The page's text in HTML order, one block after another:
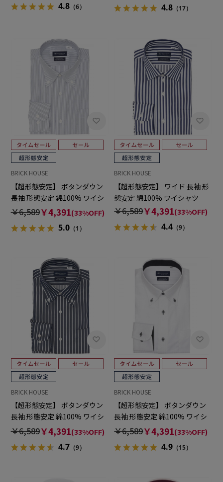
4.8（6） 4.8 （17）
BRICK HOUSE
【超形態安定】 ボタンダウン
長袖 形態安定 綿100% ワイシ
ャツ
￥6,589￥4,391(33%OFF)
5.0（1）
BRICK HOUSE
【超形態安定】 ワイド 長袖 形
態安定 綿100% ワイシャツ
￥6,589￥4,391(33%OFF)
4.4 （9）
BRICK HOUSE
【超形態安定】 ボタンダウン
長袖 形態安定 綿100% ワイシ
ャツ
￥6,589￥4,391(33%OFF)
4.7（9）
BRICK HOUSE
【超形態安定】 ボタンダウン
長袖 形態安定 綿100% ワイシ
ャツ
￥6,589￥4,391(33%OFF)
4.9 （15）